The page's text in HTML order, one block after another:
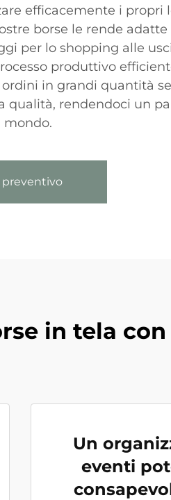
efficacemente i propri
borse le rende adatte
per lo shopping alle
produttivo
in grandi quantità
qualità, rendendoci un
mondo.
preventivo
in tela
Un
eventi